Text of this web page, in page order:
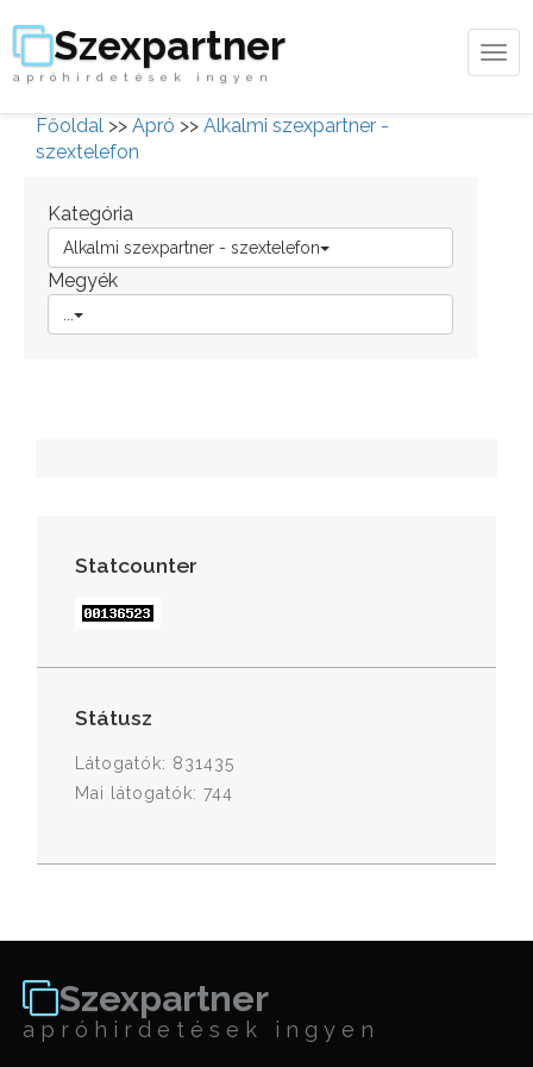
Szexpartner
apróhirdetések ingyen
Főoldal >> Apró >> Alkalmi szexpartner -
szextelefon
Kategória
Alkalmi szexpartner - szextelefon
Megyék
Statcounter
Státusz
Látogatók: 831435
Mai látogatók: 744
Szexpartner
apróhirdetések ingyen